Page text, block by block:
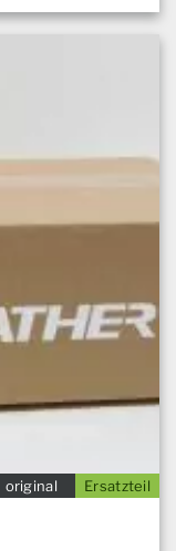
Ersatzteil
original